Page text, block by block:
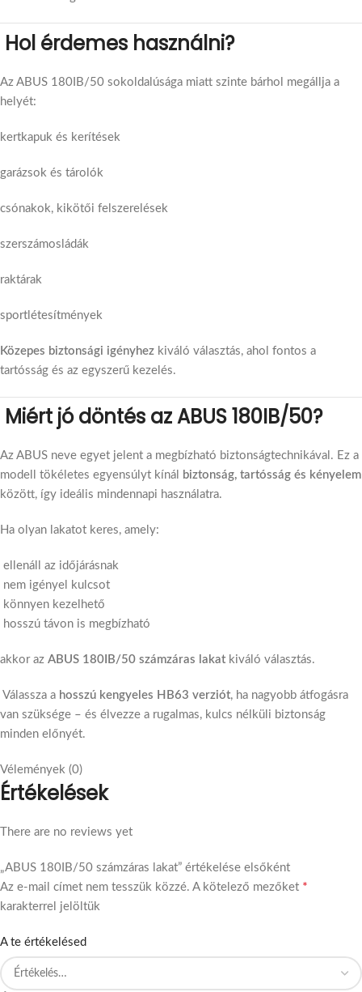
Hol érdemes használni?
Az ABUS 180IB/50 sokoldalúsága miatt szinte bárhol megállja a
helyét:
kertkapuk és kerítések
garázsok és tárolók
csónakok, kikötői felszerelések
szerszámosládák
raktárak
sportlétesítmények
Közepes biztonsági igényhez kiváló választás, ahol fontos a
tartósság és az egyszerű kezelés.
Miért jó döntés az ABUS 180IB/50?
Az ABUS neve egyet jelent a megbízható biztonságtechnikával. Ez a
modell tökéletes egyensúlyt kínál
biztonság, tartósság és kényelem
között, így ideális mindennapi használatra.
Ha olyan lakatot keres, amely:
ellenáll az időjárásnak
nem igényel kulcsot
könnyen kezelhető
hosszú távon is megbízható
akkor az ABUS 180IB/50 számzáras lakatkiváló választás.
Válassza a hosszú kengyeles HB63 verziót, ha nagyobb átfogásra
van szüksége – és élvezze a rugalmas, kulcs nélküli biztonság
minden előnyét.
Vélemények (0)
Értékelések
There are no reviews yet
„ABUS 180IB/50 számzáras lakat” értékelése elsőként
Az e-mail címet nem tesszük közzé. A kötelező mezőket *
karakterrel jelöltük
A te értékelésed